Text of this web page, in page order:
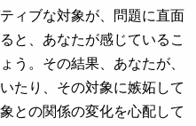
ィブな対象が、問題に直面
と、あなたが感じているこ
う。その結果、あなたが、
たり、その対象に嫉妬して
との関係の変化を心配して